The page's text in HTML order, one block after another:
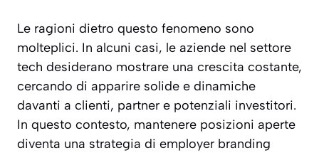
Le ragioni dietro questo fenomeno sono
molteplici. In alcuni casi, le aziende nel settore
tech desiderano mostrare una crescita costante,
cercando di apparire solide e dinamiche
davanti a clienti, partner e potenziali investitori.
In questo contesto, mantenere posizioni aperte
diventa una strategia di employer branding